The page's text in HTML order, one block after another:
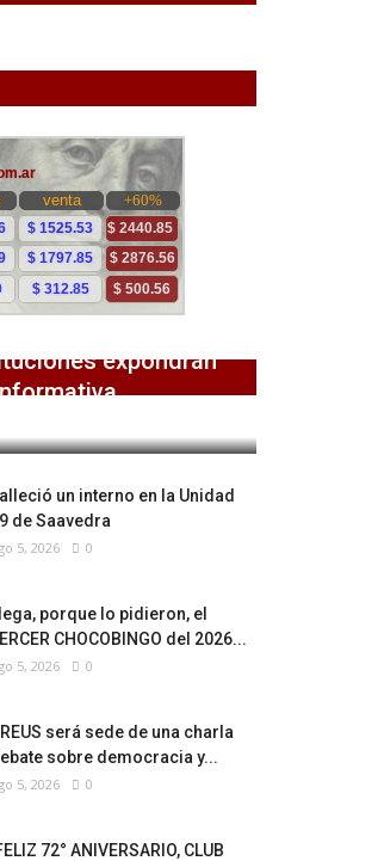
expondrán
un interno en la Unidad
de Saavedra
5, 2026 0
porque lo pidieron, el
CHOCOBINGO del 2026...
5, 2026 0
será sede de una charla
sobre democracia y...
5, 2026 0
72° ANIVERSARIO, CLUB